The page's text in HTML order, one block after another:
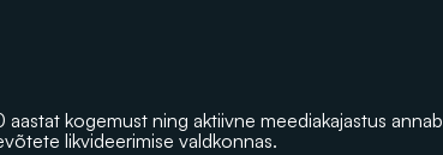
kogemust ning aktiivne meediakajastus annab
likvideerimise valdkonnas.